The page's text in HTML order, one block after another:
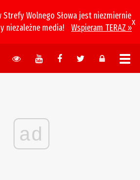
Strefy Wolnego Słowa jest niezmiernie
niezależne media!
Wspieram TERAZ »
x
ad